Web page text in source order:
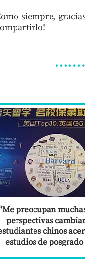
siempre,
preocupan
perspectivas
chinos
estudios de posgrado